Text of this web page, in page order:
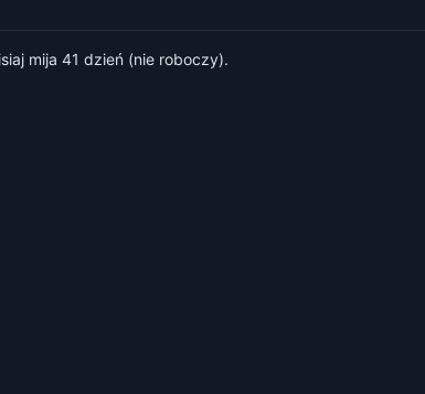
mija 41 dzień (nie roboczy).